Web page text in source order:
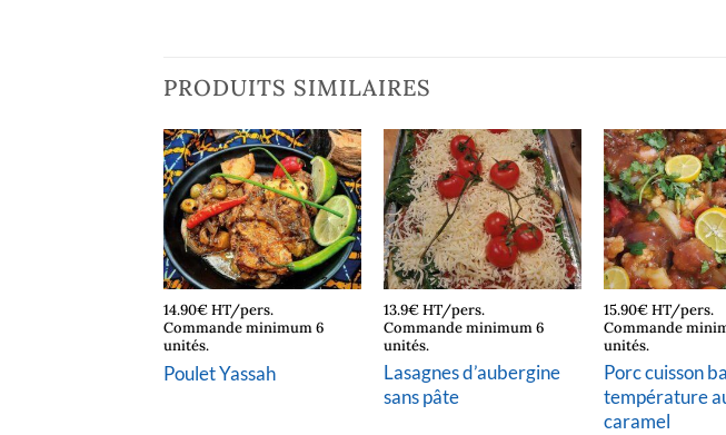
PRODUITS SIMILAIRES
14.90€ HT/pers.
Commande minimum 6
unités.
Poulet Yassah
13.9€ HT/pers.
Commande minimum 6
unités.
Lasagnes d’aubergine
sans pâte
15.90€ HT/pers.
Commande
unités.
Porc cuisson
température
caramel